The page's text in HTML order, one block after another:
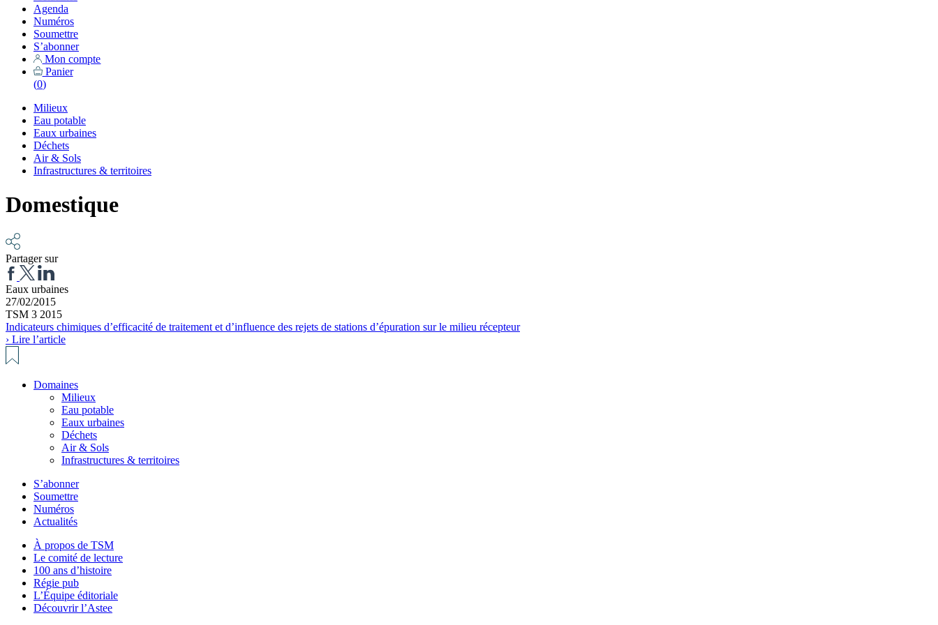
Agenda
Numéros
Soumettre
S’abonner
Mon compte
Panier
(0)
Milieux
Eau potable
Eaux urbaines
Déchets
Air & Sols
Infrastructures & territoires
Domestique
Partager sur
Eaux urbaines
27/02/2015
TSM 3 2015
Indicateurs chimiques d’efficacité de traitement et d’influence des rejets de stations d’épuration sur le milieu récepteur
› Lire l’article
Domaines
Milieux
Eau potable
Eaux urbaines
Déchets
Air & Sols
Infrastructures & territoires
S’abonner
Soumettre
Numéros
Actualités
À propos de TSM
Le comité de lecture
100 ans d’histoire
Régie pub
L’Équipe éditoriale
Découvrir l’Astee